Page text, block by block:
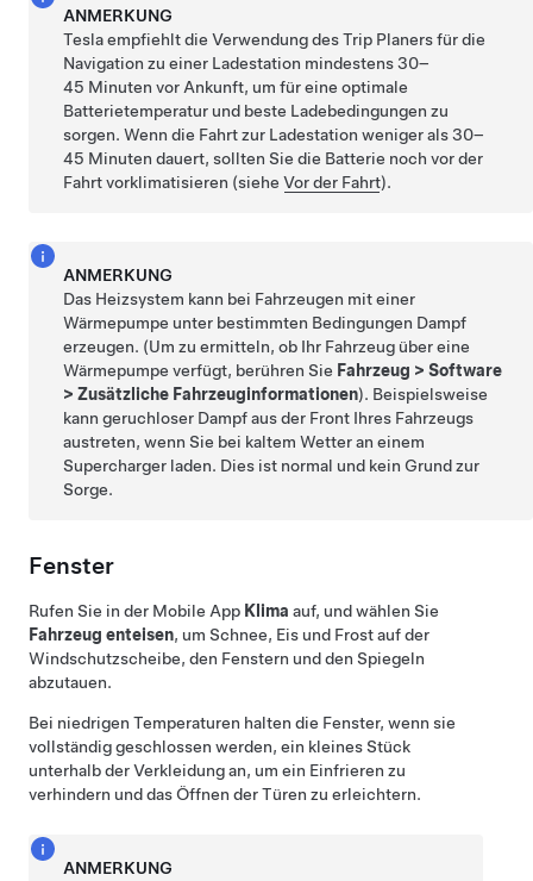
ANMERKUNG
Tesla empfiehlt die Verwendung des Trip Planers für die
Navigation zu einer Ladestation mindestens 30–
45 Minuten vor Ankunft, um für eine optimale
Batterietemperatur und beste Ladebedingungen zu
sorgen. Wenn die Fahrt zur Ladestation weniger als 30–
45 Minuten dauert, sollten Sie die Batterie noch vor der
Fahrt vorklimatisieren (sieheVor der Fahrt).
ANMERKUNG
Das Heizsystem kann bei Fahrzeugen mit einer
Wärmepumpe unter bestimmten Bedingungen Dampf
erzeugen. (Um zu ermitteln, ob Ihr Fahrzeug über eine
Wärmepumpe verfügt, berühren Sie Fahrzeug >Software
>Zusätzliche Fahrzeuginformationen). Beispielsweise
kann geruchloser Dampf aus der Front Ihres Fahrzeugs
austreten, wenn Sie bei kaltem Wetter an einem
Supercharger laden. Dies ist normal und kein Grund zur
Sorge.
Fenster
Rufen Sie in der Mobile App Klima auf, und wählen Sie
Fahrzeug enteisen, um Schnee, Eis und Frost auf der
Windschutzscheibe, den Fenstern und den Spiegeln
abzutauen.
Bei niedrigen Temperaturen halten die Fenster, wenn sie
vollständig geschlossen werden, ein kleines Stück
unterhalb der Verkleidung an, um ein Einfrieren zu
verhindern und das Öffnen der Türen zu erleichtern.
ANMERKUNG